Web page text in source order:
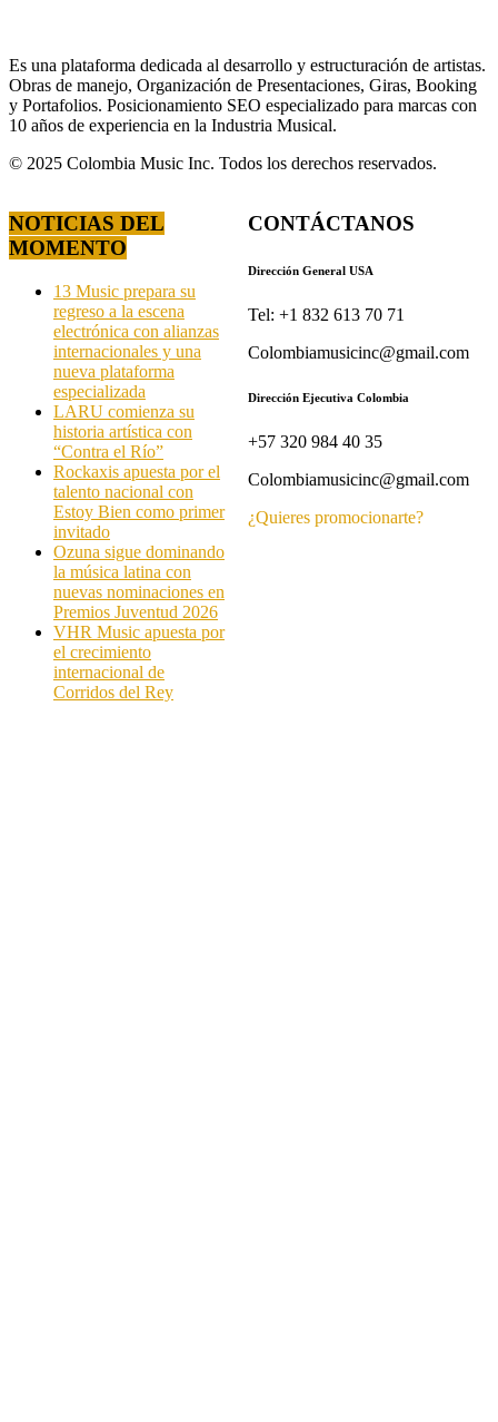
Es una plataforma dedicada al desarrollo y estructuración de artistas.
Obras de manejo, Organización de Presentaciones, Giras, Booking
y Portafolios. Posicionamiento SEO especializado para marcas con
10 años de experiencia en la Industria Musical.
© 2025 Colombia Music Inc. Todos los derechos reservados.
NOTICIAS DEL
MOMENTO
13 Music prepara su
regreso a la escena
electrónica con alianzas
internacionales y una
nueva plataforma
especializada
LARU comienza su
historia artística con
“Contra el Río”
Rockaxis apuesta por el
talento nacional con
Estoy Bien como primer
invitado
Ozuna sigue dominando
la música latina con
nuevas nominaciones en
Premios Juventud 2026
VHR Music apuesta por
el crecimiento
internacional de
Corridos del Rey
CONTÁCTANOS
Dirección General USA
Tel: +1 832 613 70 71
Colombiamusicinc@gmail.com
Dirección Ejecutiva Colombia
+57 320 984 40 35
Colombiamusicinc@gmail.com
¿Quieres promocionarte?